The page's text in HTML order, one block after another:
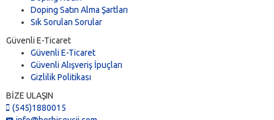
Doping Satın Alma Şartları
Sık Sorulan Sorular
Güvenli E-Ticaret
Güvenli E-Ticaret
Güvenli Alışveriş İpuçları
Gizlilik Politikası
BİZE ULAŞIN
(545)1880015